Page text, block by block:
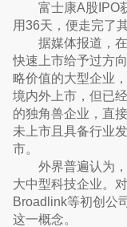
富士康A股IPO
用36天，便走完了
据媒体报道，
快速上市给予过方
略价值的大型企业
境内外上市，但已
的独角兽企业，直
未上市且具备行业
市。
外界普遍认为
大中型科技企业。
Broadlink等初创公
这一概念。